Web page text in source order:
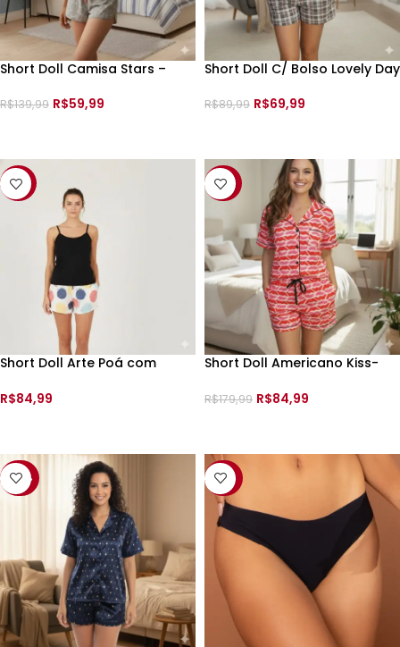
Short Doll Camisa Stars –
R$139,99 R$59,99
Short Doll C/ Bolso Lovely Day
R$89,99 R$69,99
-41%
Short Doll Arte Poá com
R$84,99
-53%
Short Doll Americano Kiss-
R$179,99 R$84,99
-49% -29%